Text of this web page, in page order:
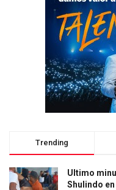
Trending
Ultimo
Shulindo